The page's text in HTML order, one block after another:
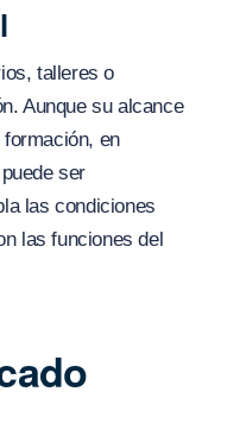
talleres o
Aunque su alcance
en
ser
las condiciones
las funciones del